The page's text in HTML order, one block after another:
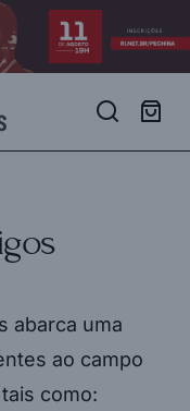
abarca uma
ao campo
como: